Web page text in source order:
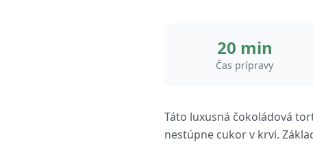
20 min
Čas prípravy
Táto luxusná čokoládová
nestúpne cukor v krvi.